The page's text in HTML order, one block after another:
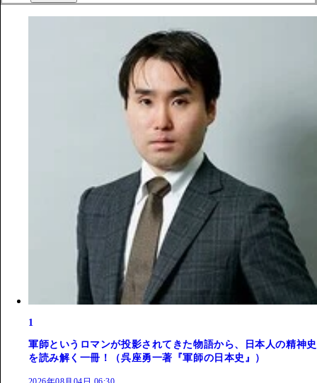
1
軍師というロマンが投影されてきた物語から、日本人の精神史
を読み解く一冊！（呉座勇一著『軍師の日本史』）